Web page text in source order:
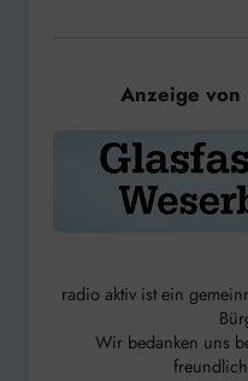
Anzeige von
radio aktiv ist ein
Wir bedanken uns